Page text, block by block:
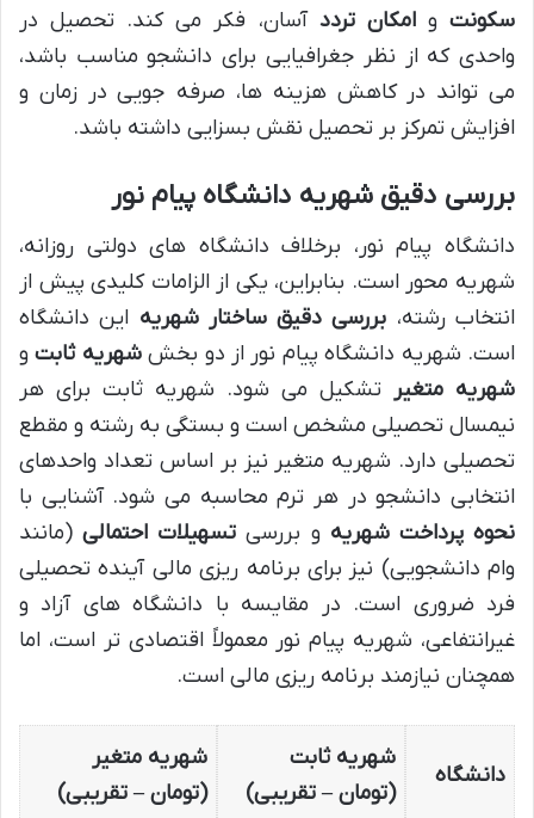
سکونتوامکان تردد آسان، فکر می کند. تحصیل در
واحدی که از نظر جغرافیایی برای دانشجو مناسب باشد،
می تواند در کاهش هزینه ها، صرفه جویی در زمان و
افزایش تمرکز بر تحصیل نقش بسزایی داشته باشد.
بررسی دقیق شهریه دانشگاه پیام نور
دانشگاه پیام نور، برخلاف دانشگاه های دولتی روزانه،
شهریه محور است. بنابراین، یکی از الزامات کلیدی پیش از
انتخاب رشته، بررسی دقیق ساختار شهریه این دانشگاه
است. شهریه دانشگاه پیام نور از دو بخششهریه ثابتو
شهریه متغیر
تشکیل می شود. شهریه ثابت برای هر
نیمسال تحصیلی مشخص است و بستگی به رشته و مقطع
تحصیلی دارد. شهریه متغیر نیز بر اساس تعداد واحدهای
انتخابی دانشجو در هر ترم محاسبه می شود. آشنایی با
نحوه پرداخت شهریه و بررسی تسهیلات احتمالی(مانند
وام دانشجویی) نیز برای برنامه ریزی مالی آینده تحصیلی
فرد ضروری است. در مقایسه با دانشگاه های آزاد و
غیرانتفاعی، شهریه پیام نور معمولاً اقتصادی تر است، اما
همچنان نیازمند برنامه ریزی مالی است.
دانشگاه
شهریه ثابت
(تومان – تقریبی)
شهریه متغیر
(تومان – تقریبی)